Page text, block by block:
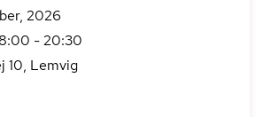
2026
- 20:30
10, Lemvig